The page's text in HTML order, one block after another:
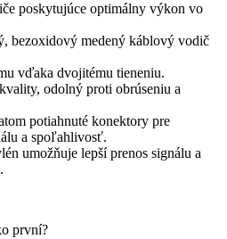
poskytujúce optimálny výkon vo
bezoxidový medený káblový vodič
vďaka dvojitému tieneniu.
odolný proti obrúseniu a
potiahnuté konektory pre
a spoľahlivosť.
umožňuje lepší prenos signálu a
první?